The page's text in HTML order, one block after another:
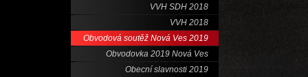
VVH SDH 2018
VVH 2018
Obvodová soutěž Nová Ves 2019
Obvodovka 2019 Nová Ves
Obecní slavnosti 2019